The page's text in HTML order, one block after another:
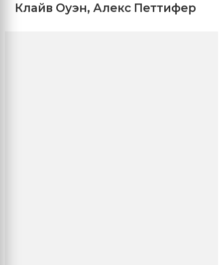
Клайв Оуэн, Алекс Петтифер